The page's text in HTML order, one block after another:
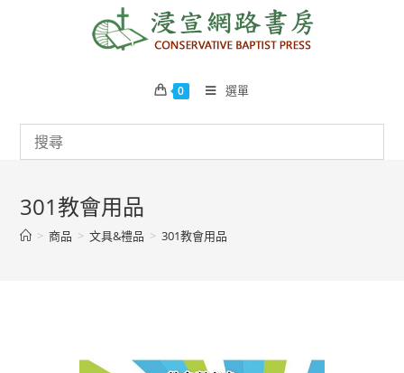
0 選單
301教會用品
> 商品 > 文具&禮品 > 301教會用品